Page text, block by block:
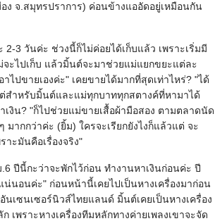
ง จ.สมุทรปราการ) ค่อนข้างแออัดอยู่เหมือนกัน
3 วันค่ะ ช่วงนี้ก็ไม่ค่อยได้เก็บแล้ว เพราะเริ่มมี
ะไปเก็บ แล้วมิ้นต์จะมาช่วยแม่แยกขยะแต่ละ
ปขายเองค่ะ" เคยขายได้มากที่สุดเท่าไหร่? "ได้
สำหรับมิ้นต์และแม่ทุกบาททุกสตางค์ที่หามาได้
งิน? "ก็ไปช่วยแม่ขายเสื้อผ้ามือสอง ตามตลาดนัด
ากกว่าค่ะ (ยิ้ม) ใครจะเรียกยังไงก็แล้วแต่ จะ
าะมันคือเรื่องจริง"
ปีนี้กะว่าจะพักไว้ก่อน ทำงานหาเงินก่อนค่ะ ปี
น่นอนค่ะ" ก่อนหน้านี้เคยไปเป็นหางเครื่องมาก่อน
เซนเซอร์นิวส์ไทยแลนด์ มิ้นต์เคยเป็นหางเครื่อง
พราะหางเครื่องทีมหลักทางค่ายเพลงเขาจะจัด